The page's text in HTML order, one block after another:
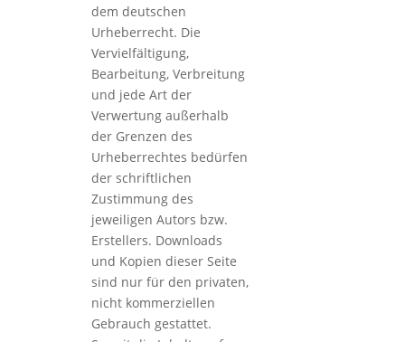
dem deutschen
Urheberrecht. Die
Vervielfältigung,
Bearbeitung, Verbreitung
und jede Art der
Verwertung außerhalb
der Grenzen des
Urheberrechtes bedürfen
der schriftlichen
Zustimmung des
jeweiligen Autors bzw.
Erstellers. Downloads
und Kopien dieser Seite
sind nur für den privaten,
nicht kommerziellen
Gebrauch gestattet.